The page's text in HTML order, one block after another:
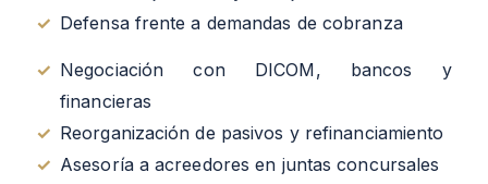
✓ Defensa frente a demandas de cobranza
✓ Negociación con DICOM, bancos y
financieras
✓ Reorganización de pasivos y refinanciamiento
✓ Asesoría a acreedores en juntas concursales